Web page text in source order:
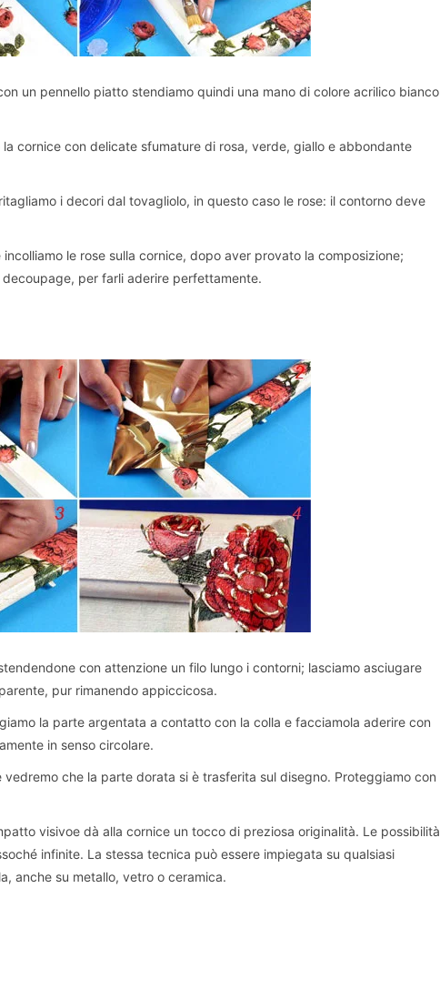
un pennello piatto stendiamo quindi una mano di colore acrilico bianco
cornice con delicate sfumature di rosa, verde, giallo e abbondante
i decori dal tovagliolo, in questo caso le rose: il contorno deve
le rose sulla cornice, dopo aver provato la composizione;
per farli aderire perfettamente.
con attenzione un filo lungo i contorni; lasciamo asciugare
pur rimanendo appiccicosa.
la parte argentata a contatto con la colla e facciamola aderire con
in senso circolare.
che la parte dorata si è trasferita sul disegno. Proteggiamo con
visivoe dà alla cornice un tocco di preziosa originalità. Le possibilità
infinite. La stessa tecnica può essere impiegata su qualsiasi
anche su metallo, vetro o ceramica.